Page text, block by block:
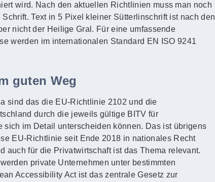
wird. Nach den aktuellen Richtlinien muss man noch
Text in 5 Pixel kleiner Sütterlinschrift ist nach den
nicht der Heilige Gral. Für eine umfassende
werden im internationalen Standard EN ISO 9241
guten Weg
sind das die EU-Richtlinie 2102 und die
durch die jeweils gültige BITV für
im Detail unterscheiden können. Das ist übrigens
EU-Richtlinie seit Ende 2018 in nationales Recht
auch für die Privatwirtschaft ist das Thema relevant.
private Unternehmen unter bestimmten
Accessibility Act ist das zentrale Gesetz zur